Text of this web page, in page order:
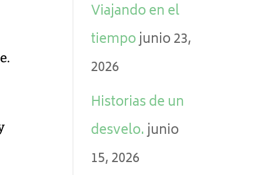
Viajando en el
tiempojunio 23,
2026
Historias de un
desvelo.junio
15, 2026